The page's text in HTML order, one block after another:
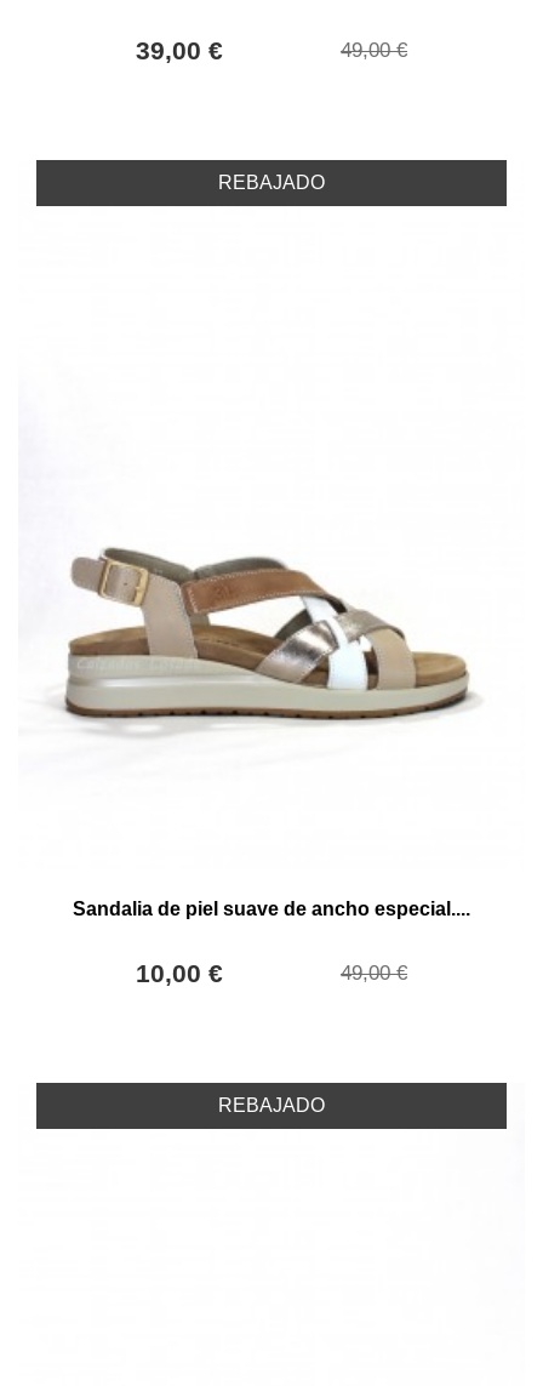
39,00 € 49,00 €
REBAJADO
Sandalia de piel suave de ancho especial....
10,00 € 49,00 €
REBAJADO